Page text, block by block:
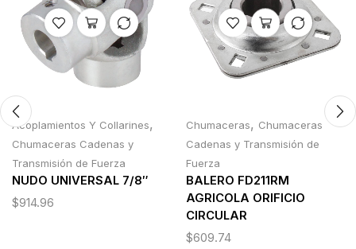
Acoplamientos Y Collarines,
Chumaceras Cadenas y
Transmisión de Fuerza
NUDO UNIVERSAL 7/8″
$914.96
Chumaceras, Chumaceras
Cadenas y Transmisión de
Fuerza
BALERO FD211RM
AGRICOLA ORIFICIO
CIRCULAR
$609.74